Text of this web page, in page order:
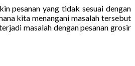
pesanan yang tidak sesuai dengan
kita menangani masalah tersebut
masalah dengan pesanan grosir